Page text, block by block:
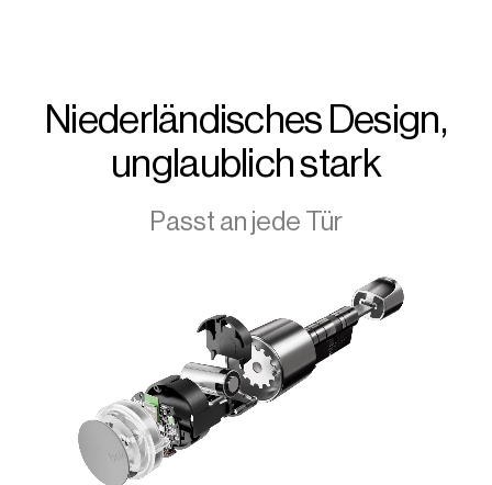
Niederländisches Design,
unglaublich stark
Passt an jede Tür